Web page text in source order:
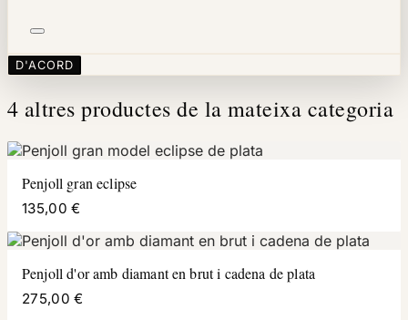
D'ACORD
4 altres productes de la mateixa categoria
Penjoll gran eclipse
135,00 €
Penjoll d'or amb diamant en brut i cadena de plata
275,00 €